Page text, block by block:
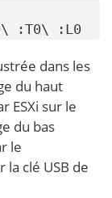
:T0\ :L0
dans les
du haut
ESXi sur le
du bas
le
la clé USB de